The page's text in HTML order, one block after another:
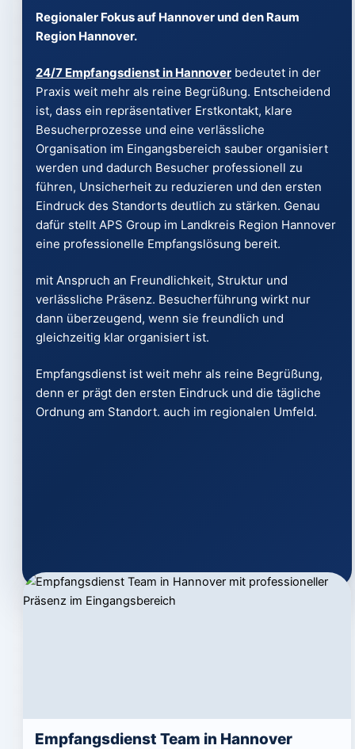
Regionaler Fokus auf Hannover und den Raum
Region Hannover.
24/7 Empfangsdienst in Hannoverbedeutet in der
Praxis weit mehr als reine Begrüßung. Entscheidend
ist, dass ein repräsentativer Erstkontakt, klare
Besucherprozesse und eine verlässliche
Organisation im Eingangsbereich sauber organisiert
werden und dadurch Besucher professionell zu
führen, Unsicherheit zu reduzieren und den ersten
Eindruck des Standorts deutlich zu stärken. Genau
dafür stellt APS Group im Landkreis Region Hannover
eine professionelle Empfangslösung bereit.
mit Anspruch an Freundlichkeit, Struktur und
verlässliche Präsenz. Besucherführung wirkt nur
dann überzeugend, wenn sie freundlich und
gleichzeitig klar organisiert ist.
Empfangsdienst ist weit mehr als reine Begrüßung,
denn er prägt den ersten Eindruck und die tägliche
Ordnung am Standort. auch im regionalen Umfeld.
Empfangsdienst Team in Hannover